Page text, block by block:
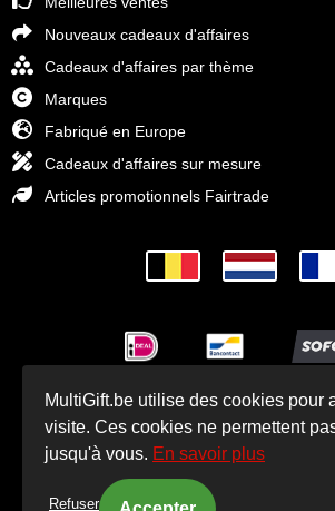
Nouveaux cadeaux d'affaires
Cadeaux d'affaires par thème
Marques
Fabriqué en Europe
Cadeaux d'affaires sur mesure
Articles promotionnels Fairtrade
© Cadeaux d'affaires MultiGift
MultiGift.be utilise des cookies pour
visite. Ces cookies ne permettent
jusqu'à vous. En savoir plus
Refuser